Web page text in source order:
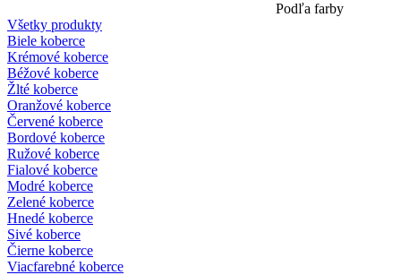
Podľa farby
Všetky produkty
Biele koberce
Krémové koberce
Béžové koberce
Žlté koberce
Oranžové koberce
Červené koberce
Bordové koberce
Ružové koberce
Fialové koberce
Modré koberce
Zelené koberce
Hnedé koberce
Sivé koberce
Čierne koberce
Viacfarebné koberce